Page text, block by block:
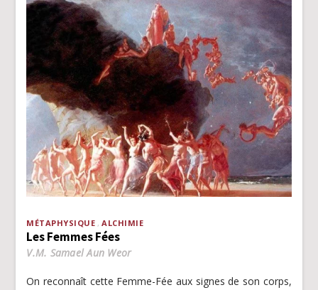
MÉTAPHYSIQUE ALCHIMIE
Les Femmes Fées
V.M. Samael Aun Weor
On reconnaît cette Femme-Fée aux signes de son corps,